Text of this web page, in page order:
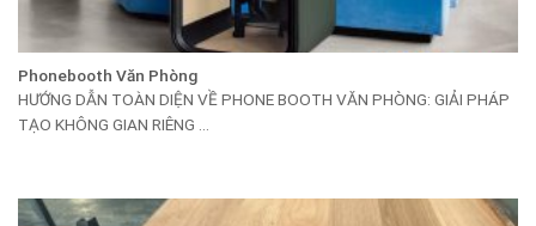
Phonebooth Văn Phòng
HƯỚNG DẪN TOÀN DIỆN VỀ PHONE BOOTH VĂN PHÒNG: GIẢI PHÁP
TẠO KHÔNG GIAN RIÊNG ...